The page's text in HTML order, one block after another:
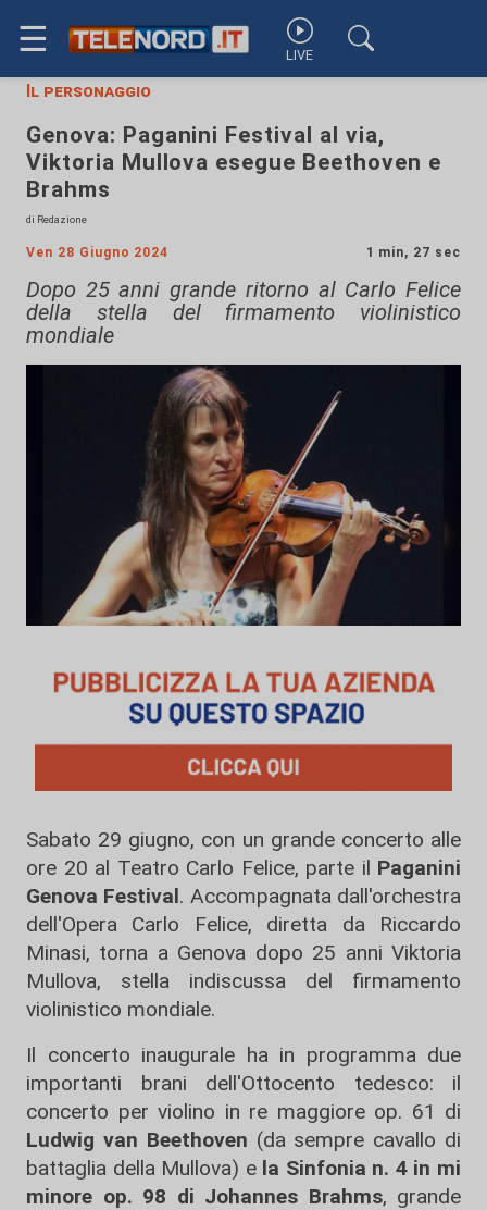
☰ LIVE
Il personaggio
Genova: Paganini Festival al via,
Viktoria Mullova esegue Beethoven e
Brahms
di Redazione
Ven 28 Giugno 2024 1 min, 27 sec
Dopo 25 anni grande ritorno al Carlo Felice
della stella del firmamento violinistico
mondiale
Sabato 29 giugno, con un grande concerto alle
ore 20 al Teatro Carlo Felice, parte il Paganini
Genova Festival. Accompagnata dall'orchestra
dell'Opera Carlo Felice, diretta da Riccardo
Minasi, torna a Genova dopo 25 anni Viktoria
Mullova, stella indiscussa del firmamento
violinistico mondiale.
Il concerto inaugurale ha in programma due
importanti brani dell'Ottocento tedesco: il
concerto per violino in re maggiore op. 61 di
Ludwig van Beethoven (da sempre cavallo di
battaglia della Mullova) e la Sinfonia n. 4 in mi
minore op. 98 di Johannes Brahms, grande